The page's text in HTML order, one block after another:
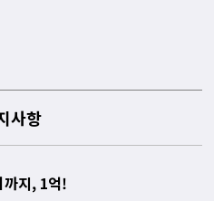
사항
까지, 1억!